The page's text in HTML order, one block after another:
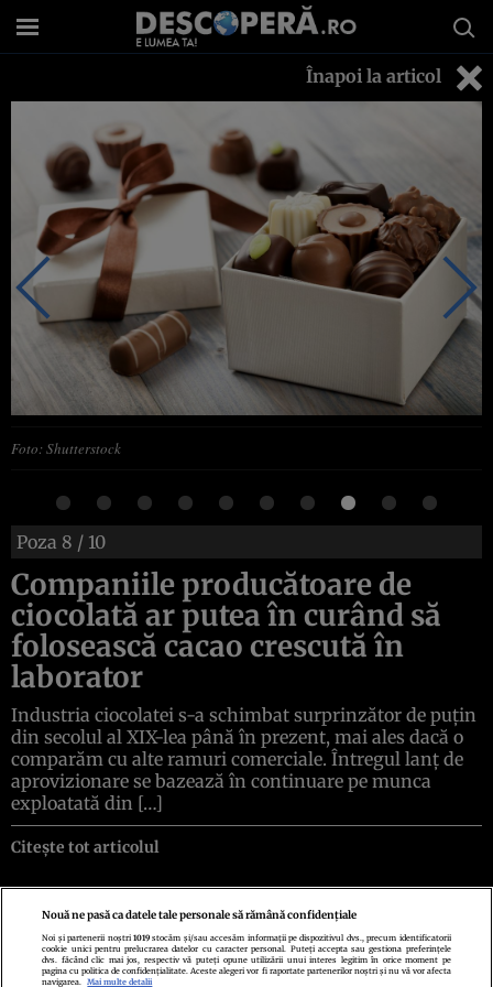
Înapoi la articol
Foto: Shutterstock
Poza 8 / 10
Companiile producătoare de
ciocolată ar putea în curând să
folosească cacao crescută în
laborator
Industria ciocolatei s-a schimbat surprinzător de puțin
din secolul al XIX-lea până în prezent, mai ales dacă o
comparăm cu alte ramuri comerciale. Întregul lanț de
aprovizionare se bazează în continuare pe munca
exploatată din […]
Citește tot articolul
Politica de confidenţialitate Politica de cookiesTermeni şi condiţii
Echipa redacționalăContactSetări Cookies
Nouă ne pasă ca datele tale personale să rămână confidențiale
Noi și partenerii noștri1019 stocăm și/sau accesăm informații pe dispozitivul dvs., precum identificatorii
cookie unici pentru prelucrarea datelor cu caracter personal. Puteți accepta sau gestiona preferințele
dvs. făcând clic mai jos, respectiv vă puteți opune utilizării unui interes legitim în orice moment pe
pagina cu politica de confidențialitate. Aceste alegeri vor fi raportate partenerilor noștri și nu vă vor afecta
navigarea.
Mai multe detalii